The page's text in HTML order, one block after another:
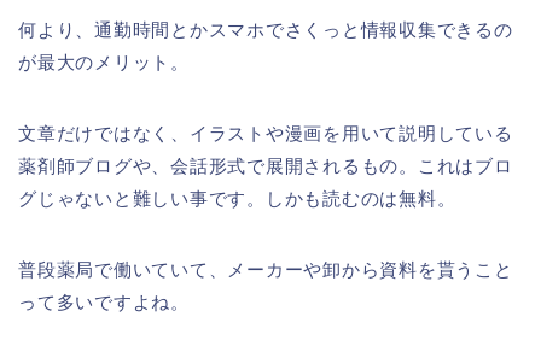
何より、通勤時間とかスマホでさくっと情報収集できるの
が最大のメリット。
文章だけではなく、イラストや漫画を用いて説明している
薬剤師ブログや、会話形式で展開されるもの。これはブロ
グじゃないと難しい事です。しかも読むのは無料。
普段薬局で働いていて、メーカーや卸から資料を貰うこと
って多いですよね。